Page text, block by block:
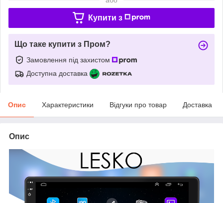
Купити з
Що таке купити з Пром?
Замовлення під захистом
Доступна доставка
Опис Характеристики Відгуки про товар Доставка
Опис